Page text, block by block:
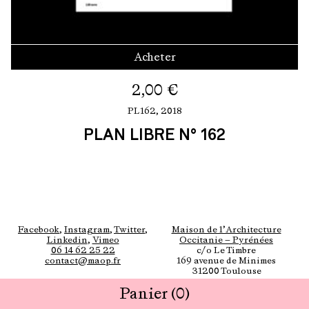
Acheter
2,00 €
PL162, 2018
PLAN LIBRE N° 162
Panier (0)
Facebook, Instagram, Twitter,
Linkedin, Vimeo
Maison de l’Architecture
Occitanie — Pyrénées
06 14 62 25 22
contact@maop.fr
c/o Le Timbre
169 avenue de Minimes
31200 Toulouse